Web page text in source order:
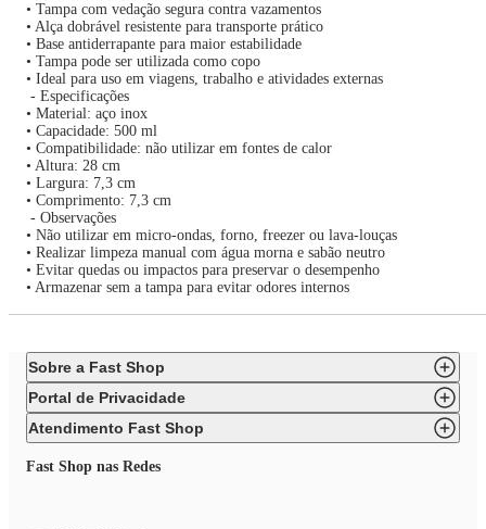
• Tampa com vedação segura contra vazamentos
• Alça dobrável resistente para transporte prático
• Base antiderrapante para maior estabilidade
• Tampa pode ser utilizada como copo
• Ideal para uso em viagens, trabalho e atividades externas
- Especificações
• Material: aço inox
• Capacidade: 500 ml
• Compatibilidade: não utilizar em fontes de calor
• Altura: 28 cm
• Largura: 7,3 cm
• Comprimento: 7,3 cm
- Observações
• Não utilizar em micro-ondas, forno, freezer ou lava-louças
• Realizar limpeza manual com água morna e sabão neutro
• Evitar quedas ou impactos para preservar o desempenho
• Armazenar sem a tampa para evitar odores internos
Sobre a Fast Shop
Portal de Privacidade
Atendimento Fast Shop
Fast Shop nas Redes